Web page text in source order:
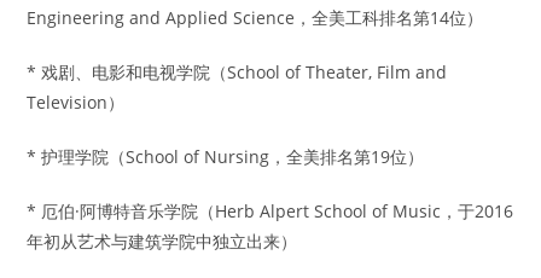
Engineering and Applied Science，全美工科排名第14位）
* 戏剧、电影和电视学院（School of Theater, Film and
Television）
* 护理学院（School of Nursing，全美排名第19位）
* 厄伯·阿博特音乐学院（Herb Alpert School of Music，于2016
年初从艺术与建筑学院中独立出来）